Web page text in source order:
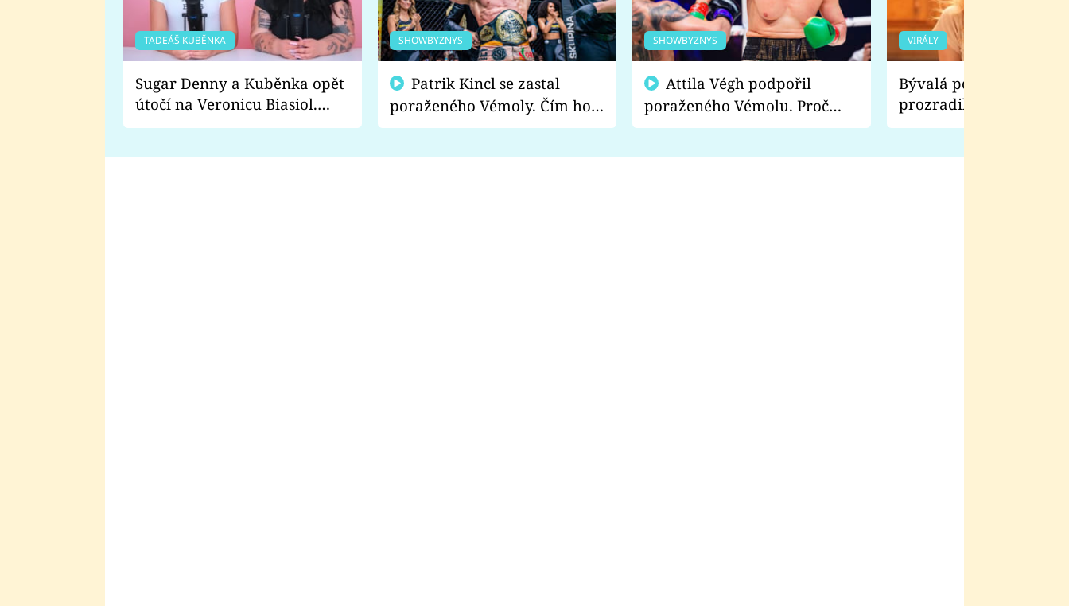
TADEÁŠ KUBĚNKA
Sugar Denny a Kuběnka opět
útočí na Veronicu Biasiol.
Proč je podle nich falešná a
SHOWBYZNYS
poraženého Vémoly. Čím ho
fanoušci naštvali?
SHOWBYZNYS
poraženého Vémolu. Proč
chce raději zápasit s ním než
VIRÁLY
Bývalá pornoherečka
prozradila, co ji
natáčení Euforie.